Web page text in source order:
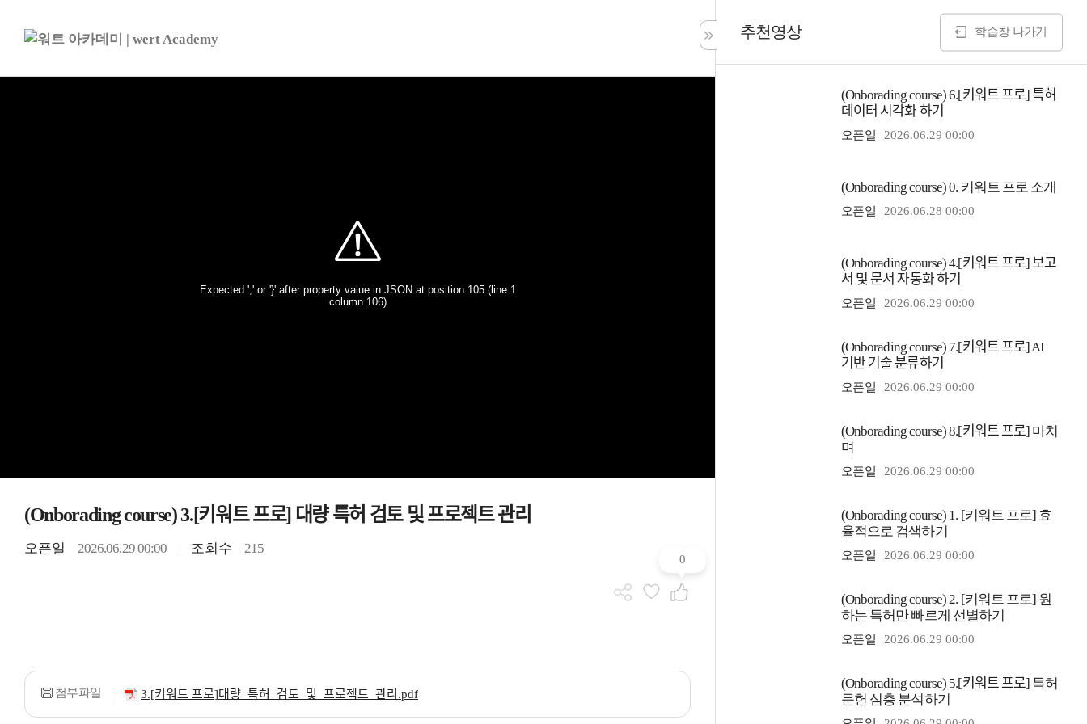
(Onborading course) 3.[키워트 프로] 대량 특허 검토 및 프로젝트 관리
오픈일 2026.06.29 00:00 조회수 215
0
첨부파일 3.[키워트 프로]대량_특허_검토_및_프로젝트_관리.pdf
추천영상 학습창 나가기
(Onborading course) 6.[키워트 프로] 특허
데이터 시각화 하기
오픈일 2026.06.29 00:00
(Onborading course) 0. 키워트 프로 소개
오픈일 2026.06.28 00:00
(Onborading course) 4.[키워트 프로] 보고
서 및 문서 자동화 하기
오픈일 2026.06.29 00:00
(Onborading course) 7.[키워트 프로] AI
기반 기술 분류하기
오픈일 2026.06.29 00:00
(Onborading course) 8.[키워트 프로] 마치
며
오픈일 2026.06.29 00:00
(Onborading course) 1. [키워트 프로] 효
율적으로 검색하기
오픈일 2026.06.29 00:00
(Onborading course) 2. [키워트 프로] 원
하는 특허만 빠르게 선별하기
오픈일 2026.06.29 00:00
(Onborading course) 5.[키워트 프로] 특허
문헌 심층 분석하기